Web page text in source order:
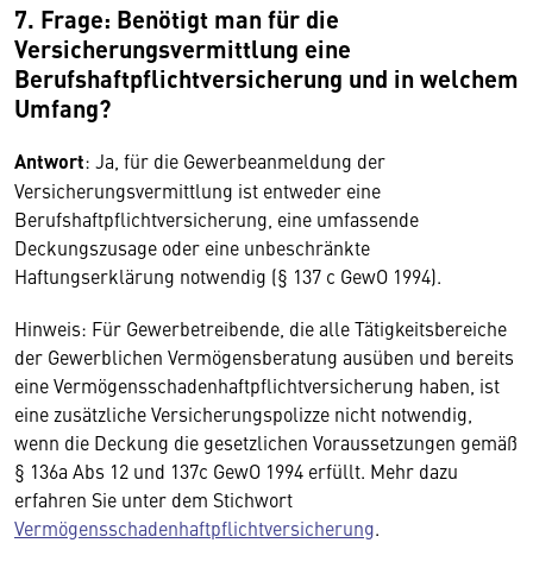
7. Frage: Benötigt man für die
Versicherungsvermittlung eine
Berufshaftpflichtversicherung und in welchem
Umfang?
Antwort: Ja, für die Gewerbeanmeldung der
Versicherungsvermittlung ist entweder eine
Berufshaftpflichtversicherung, eine umfassende
Deckungszusage oder eine unbeschränkte
Haftungserklärung notwendig (§ 137 c GewO 1994).
Hinweis: Für Gewerbetreibende, die alle Tätigkeitsbereiche
der Gewerblichen Vermögensberatung ausüben und bereits
eine Vermögensschadenhaftpflichtversicherung haben, ist
eine zusätzliche Versicherungspolizze nicht notwendig,
wenn die Deckung die gesetzlichen Voraussetzungen gemäß
§ 136a Abs 12 und 137c GewO 1994 erfüllt. Mehr dazu
erfahren Sie unter dem Stichwort
Vermögensschadenhaftpflichtversicherung.